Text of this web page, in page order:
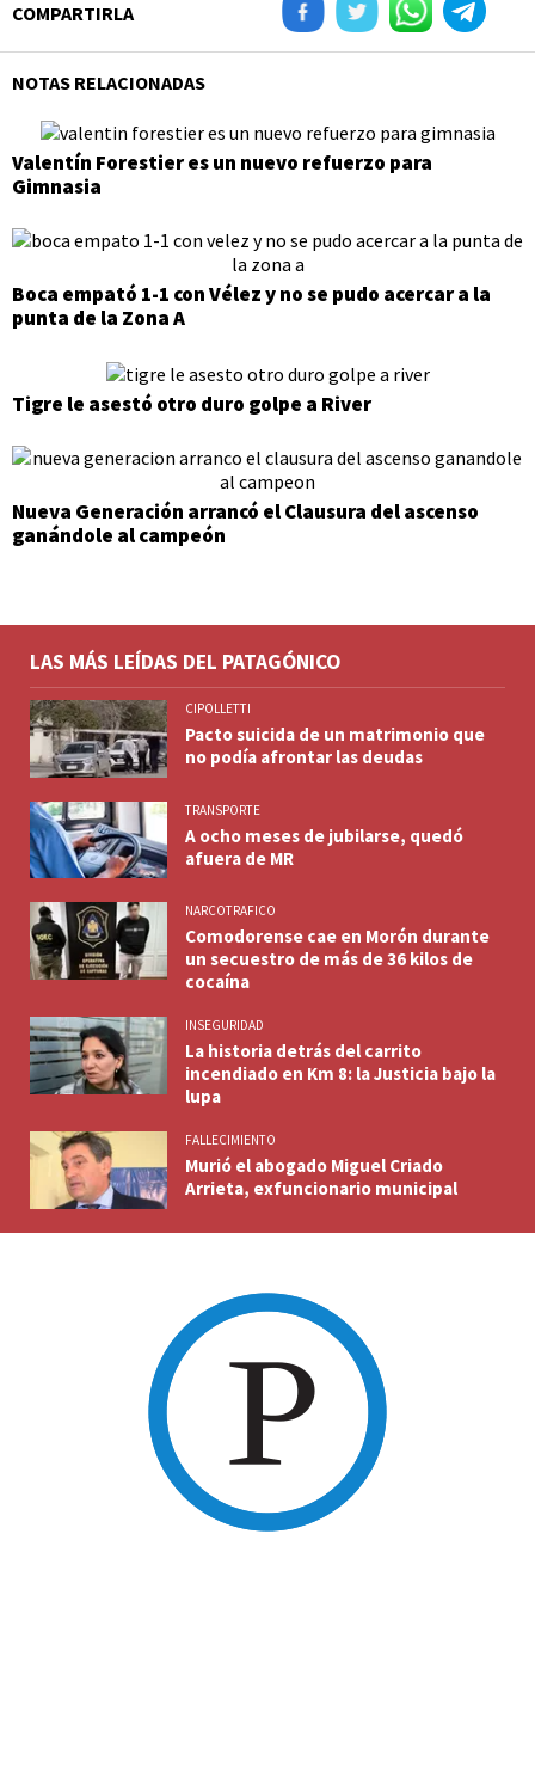
COMPARTIRLA
NOTAS RELACIONADAS
Valentín Forestier es un nuevo refuerzo para
Gimnasia
Boca empató 1-1 con Vélez y no se pudo acercar a la
punta de la Zona A
Tigre le asestó otro duro golpe a River
Nueva Generación arrancó el Clausura del ascenso
ganándole al campeón
LAS MÁS LEÍDAS DEL PATAGÓNICO
CIPOLLETTI
Pacto suicida de un matrimonio que
no podía afrontar las deudas
TRANSPORTE
A ocho meses de jubilarse, quedó
afuera de MR
NARCOTRAFICO
Comodorense cae en Morón durante
un secuestro de más de 36 kilos de
cocaína
INSEGURIDAD
La historia detrás del carrito
incendiado en Km 8: la Justicia bajo la
lupa
FALLECIMIENTO
Murió el abogado Miguel Criado
Arrieta, exfuncionario municipal